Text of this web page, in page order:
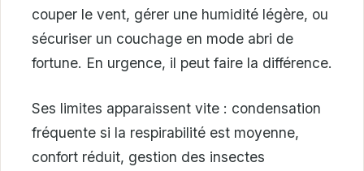
couper le vent, gérer une humidité légère, ou
sécuriser un couchage en mode abri de
fortune. En urgence, il peut faire la différence.
Ses limites apparaissent vite : condensation
fréquente si la respirabilité est moyenne,
confort réduit, gestion des insectes